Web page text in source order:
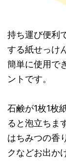
持ち運び便利
する紙せっけ
簡単に使用で
ントです。
石鹸が1枚1枚
ると泡立ちま
はちみつの香
クなどお出か